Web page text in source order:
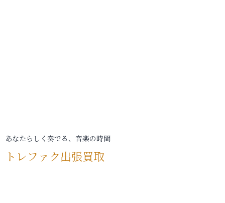
あなたらしく奏でる、音楽の時間
トレファク出張買取